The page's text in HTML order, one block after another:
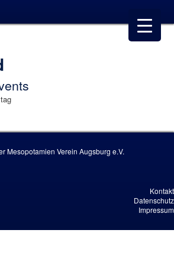
Mesopotamien Verein Augsburg e.V.
Kontakt
Datenschutz
Impressum